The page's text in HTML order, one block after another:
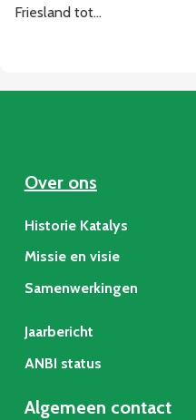
Friesland tot…
Over ons
Historie Katalys
Missie en visie
Samenwerkingen
Jaarbericht
ANBI status
Algemeen contact